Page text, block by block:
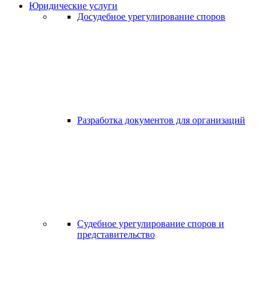
Юридические услуги
Досудебное урегулирование споров
Разработка документов для организаций
Судебное урегулирование споров и
представительство